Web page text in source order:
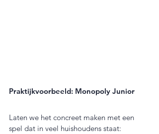
Praktijkvoorbeeld: Monopoly Junior
Laten we het concreet maken met een
spel dat in veel huishoudens staat: